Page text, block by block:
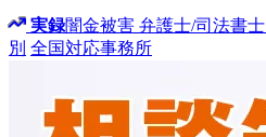
実録闇金被害 弁護士/司法書士
別 全国対応事務所